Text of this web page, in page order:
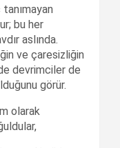
bu her
aslında.
ve çaresizliğin
devrimciler de
görür.
olarak